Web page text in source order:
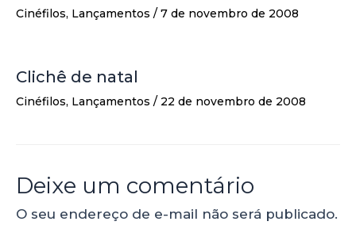
Cinéfilos, Lançamentos / 7 de novembro de 2008
Clichê de natal
Cinéfilos, Lançamentos / 22 de novembro de 2008
Deixe um comentário
O seu endereço de e-mail não será publicado.